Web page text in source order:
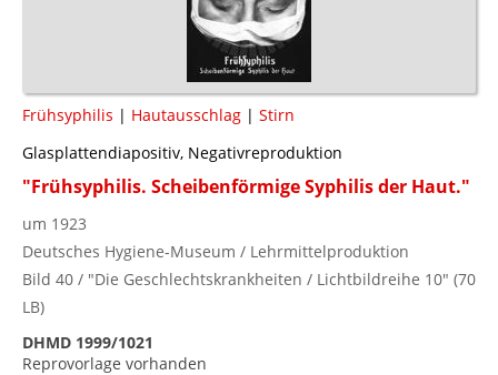
Frühsyphilis | Hautausschlag | Stirn
Glasplattendiapositiv, Negativreproduktion
"Frühsyphilis. Scheibenförmige Syphilis der Haut."
um 1923
Deutsches Hygiene-Museum / Lehrmittelproduktion
Bild 40 / "Die Geschlechtskrankheiten / Lichtbildreihe 10" (70
LB)
DHMD 1999/1021
Reprovorlage vorhanden